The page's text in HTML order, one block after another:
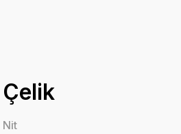
Çelik
Nit